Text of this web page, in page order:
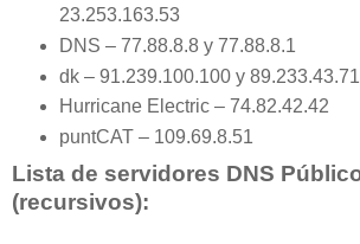
23.253.163.53
DNS – 77.88.8.8 y 77.88.8.1
dk – 91.239.100.100 y 89.233.43.71
Hurricane Electric – 74.82.42.42
puntCAT – 109.69.8.51
Lista de servidores DNS
(recursivos):